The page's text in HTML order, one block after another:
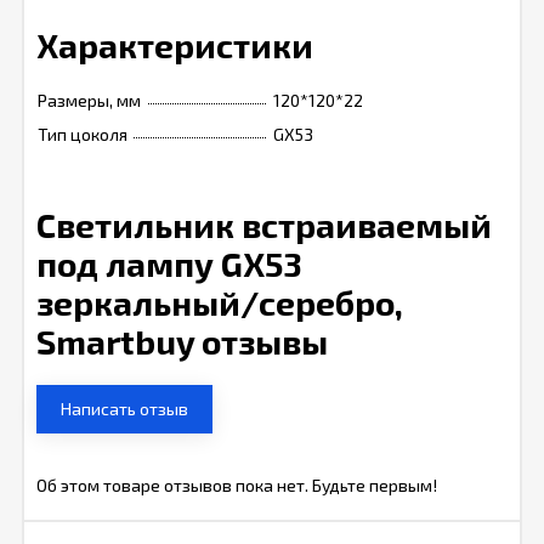
Характеристики
Размеры, мм
120*120*22
Тип цоколя
GX53
Светильник встраиваемый
под лампу GX53
зеркальный/серебро,
Smartbuy отзывы
Написать отзыв
Об этом товаре отзывов пока нет. Будьте первым!